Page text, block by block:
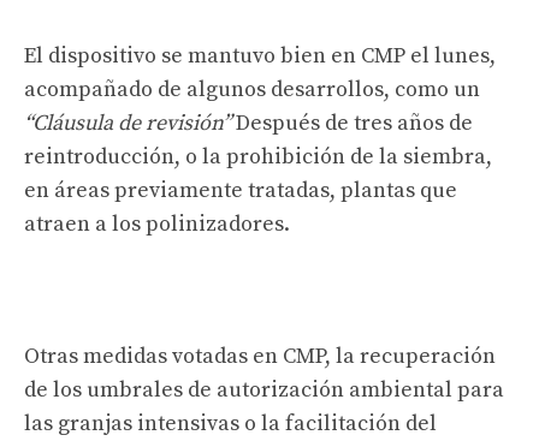
El dispositivo se mantuvo bien en CMP el lunes,
acompañado de algunos desarrollos, como un
“Cláusula de revisión”Después de tres años de
reintroducción, o la prohibición de la siembra,
en áreas previamente tratadas, plantas que
atraen a los polinizadores.
Otras medidas votadas en CMP, la recuperación
de los umbrales de autorización ambiental para
las granjas intensivas o la facilitación del